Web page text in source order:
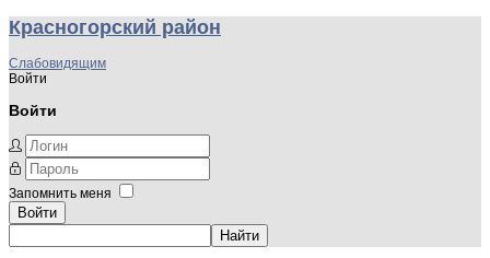
Красногорский район
Слабовидящим
Войти
Войти
Запомнить меня
Войти